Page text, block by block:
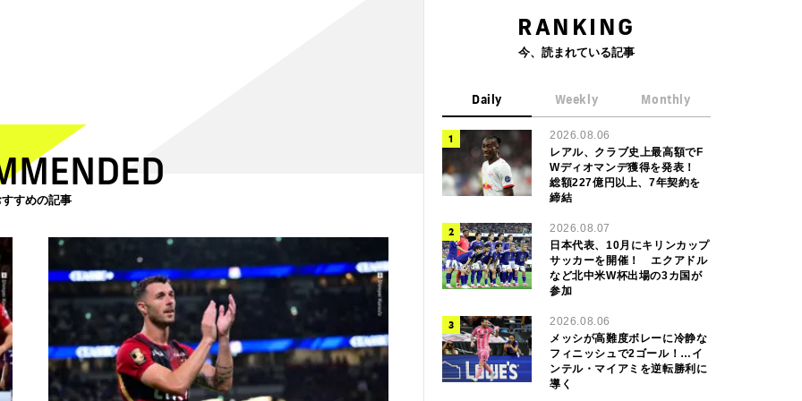
すめの記事
RANKING
今、読まれている記事
Daily Weekly Monthly
2026.08.06
レアル、クラブ史上最高額でF
Wディオマンデ獲得を発表！
総額227億円以上、7年契約を
締結
2026.08.07
日本代表、10月にキリンカップ
サッカーを開催！ エクアドル
など北中米W杯出場の3カ国が
参加
2026.08.06
メッシが高難度ボレーに冷静な
フィニッシュで2ゴール！…イ
ンテル・マイアミを逆転勝利に
導く